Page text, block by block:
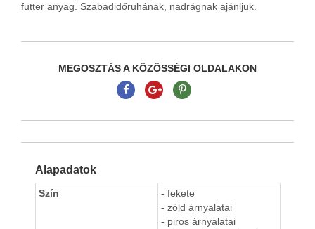
futter anyag. Szabadidőruhának, nadrágnak ajánljuk.
MEGOSZTÁS A KÖZÖSSÉGI OLDALAKON
Alapadatok
Szín
- fekete
- zöld árnyalatai
- piros árnyalatai